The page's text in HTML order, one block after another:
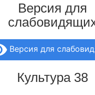
Версия для
Версия для
Культура 38